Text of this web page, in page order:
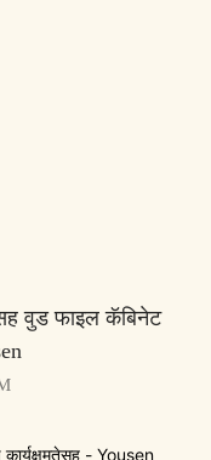
वुड फाइल कॅबिनेट